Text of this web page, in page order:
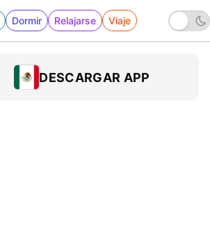
Dormir Relajarse Viaje
DESCARGAR APP